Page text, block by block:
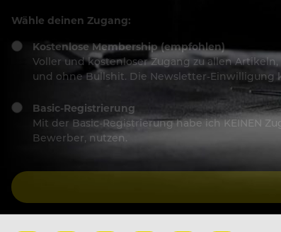
Wähle deinen Zugang:
Kostenlose Membership (empfohlen)
Voller und kostenloser Zugang zu allen
und ohne Bullshit. Die Newsletter-
Basic-Registrierung
Mit der Basic-Registrierung habe ich KEINEN
Bewerber, nutzen.